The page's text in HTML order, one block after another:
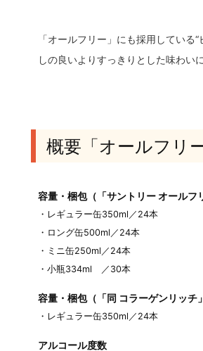
「オールフリー」にも採用している
しの良いよりすっきりとした味わい
概要「オールフリ
容量・梱包（「サントリー オールフ
・レギュラー缶350ml／24本
・ロング缶500ml／24本
・ミニ缶250ml／24本
・小瓶334ml ／30本
容量・梱包（「同 コラーゲンリッチ
・レギュラー缶350ml／24本
アルコール度数